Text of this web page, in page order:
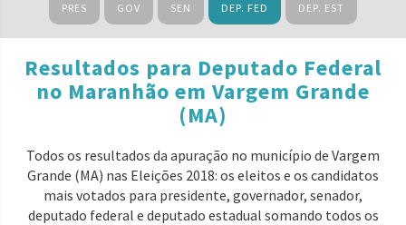
PRES GOV SEN DEP. FED DEP. EST
Resultados para Deputado Federal
no Maranhão em Vargem Grande
(MA)
Todos os resultados da apuração no município de Vargem
Grande (MA) nas Eleições 2018: os eleitos e os candidatos
mais votados para presidente, governador, senador,
deputado federal e deputado estadual somando todos os